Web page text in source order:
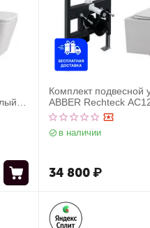
с
Комплект подвесной
ABBER Rechteck
инсталляцией
AC0121RG золото
в наличии
34 800₽